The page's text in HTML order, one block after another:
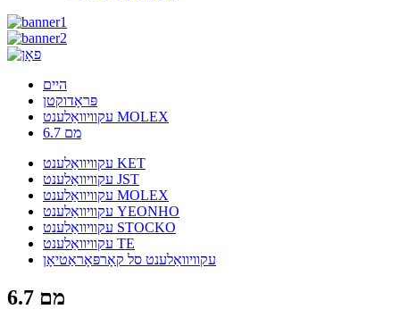
היים
פּראָדוקטן
עקוויוואַלענט MOLEX
6.7 מם
עקוויוואַלענט KET
עקוויוואַלענט JST
עקוויוואַלענט MOLEX
עקוויוואַלענט YEONHO
עקוויוואַלענט STOCKO
עקוויוואַלענט TE
עקוויוואַלענט סל קאָרפּאָראַטיאָן
6.7 מם